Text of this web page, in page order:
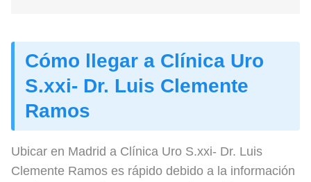
Cómo llegar a Clínica Uro
S.xxi- Dr. Luis Clemente
Ramos
Ubicar en Madrid a Clínica Uro S.xxi- Dr. Luis
Clemente Ramos es rápido debido a la información